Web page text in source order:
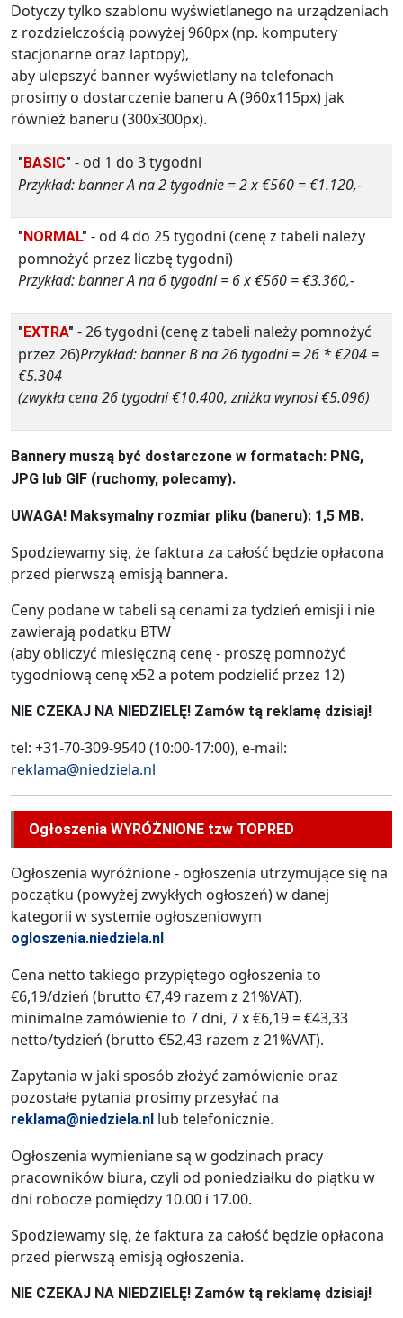
Dotyczy tylko szablonu wyświetlanego na urządzeniach
z rozdzielczością powyżej 960px (np. komputery
stacjonarne oraz laptopy),
aby ulepszyć banner wyświetlany na telefonach
prosimy o dostarczenie baneru A (960x115px) jak
również baneru (300x300px).
" BASIC" - od 1 do 3 tygodni
Przykład: banner A na 2 tygodnie = 2 x €560 = €1.120,-
" NORMAL" - od 4 do 25 tygodni (cenę z tabeli należy
pomnożyć przez liczbę tygodni)
Przykład: banner A na 6 tygodni = 6 x €560 = €3.360,-
" EXTRA" - 26 tygodni (cenę z tabeli należy pomnożyć
przez 26)Przykład: banner B na 26 tygodni = 26 * €204 =
€5.304
(zwykła cena 26 tygodni €10.400, zniżka wynosi €5.096)
Bannery muszą być dostarczone w formatach: PNG,
JPG lub GIF (ruchomy, polecamy).
UWAGA! Maksymalny rozmiar pliku (baneru): 1,5 MB.
Spodziewamy się, że faktura za całość będzie opłacona
przed pierwszą emisją bannera.
Ceny podane w tabeli są cenami za tydzień emisji i nie
zawierają podatku BTW
(aby obliczyć miesięczną cenę - proszę pomnożyć
tygodniową cenę x52 a potem podzielić przez 12)
NIE CZEKAJ NA NIEDZIELĘ! Zamów tą reklamę dzisiaj!
tel: +31-70-309-9540 (10:00-17:00), e-mail:
reklama@niedziela.nl
Ogłoszenia WYRÓŻNIONE tzw TOPRED
Ogłoszenia wyróżnione - ogłoszenia utrzymujące się na
początku (powyżej zwykłych ogłoszeń) w danej
kategorii w systemie ogłoszeniowym
ogloszenia.niedziela.nl
Cena netto takiego przypiętego ogłoszenia to
€6,19/dzień (brutto €7,49 razem z 21%VAT),
minimalne zamówienie to 7 dni, 7 x €6,19 = €43,33
netto/tydzień (brutto €52,43 razem z 21%VAT).
Zapytania w jaki sposób złożyć zamówienie oraz
pozostałe pytania prosimy przesyłać na
reklama@niedziela.nl lub telefonicznie.
Ogłoszenia wymieniane są w godzinach pracy
pracowników biura, czyli od poniedziałku do piątku w
dni robocze pomiędzy 10.00 i 17.00.
Spodziewamy się, że faktura za całość będzie opłacona
przed pierwszą emisją ogłoszenia.
NIE CZEKAJ NA NIEDZIELĘ! Zamów tą reklamę dzisiaj!